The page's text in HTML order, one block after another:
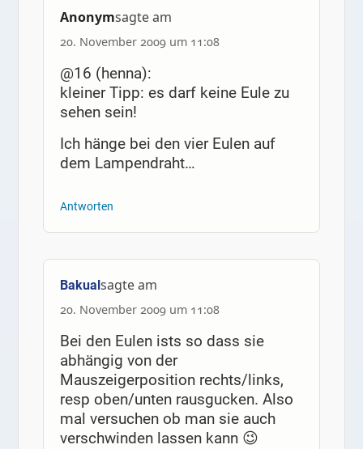
Anonymsagte am
20. November 2009 um 11:08
@16 (henna):
kleiner Tipp: es darf keine Eule zu
sehen sein!
Ich hänge bei den vier Eulen auf
dem Lampendraht…
Antworten
Bakual sagte am
20. November 2009 um 11:08
Bei den Eulen ists so dass sie
abhängig von der
Mauszeigerposition rechts/links,
resp oben/unten rausgucken. Also
mal versuchen ob man sie auch
verschwinden lassen kann 😉